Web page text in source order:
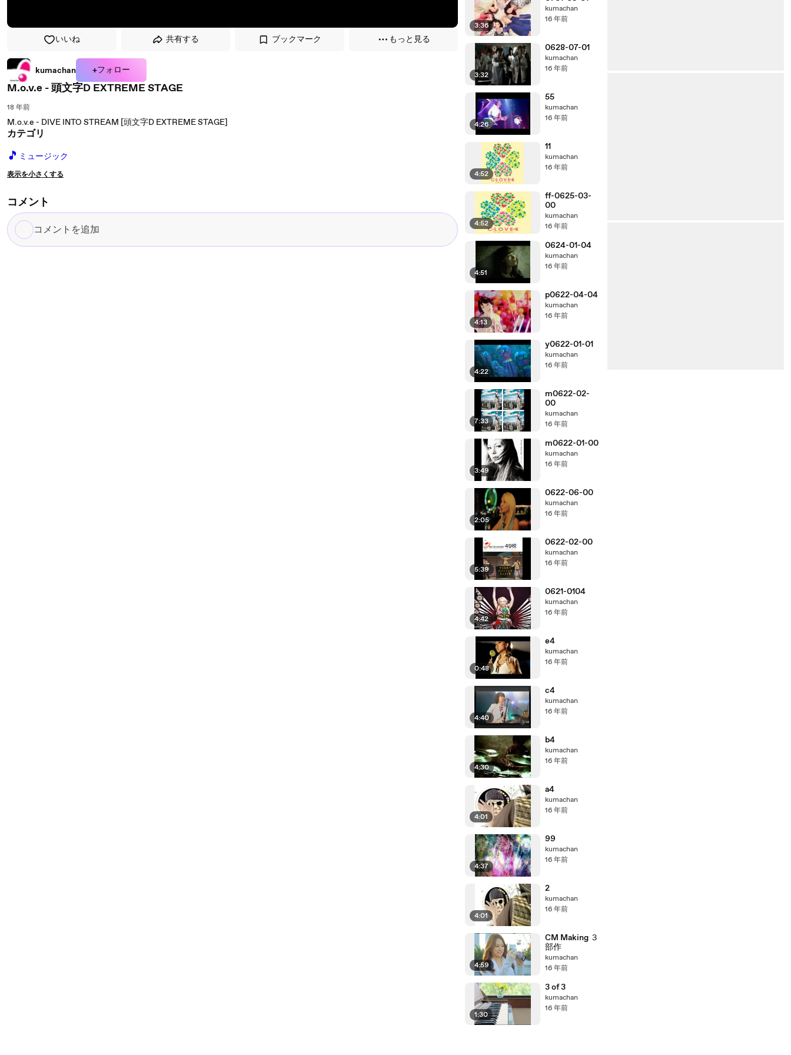
いいね 共有する ブックマーク もっと見る
kumachan +フォロー
M.o.v.e - 頭文字D EXTREME STAGE
18 年前
M.o.v.e - DIVE INTO STREAM [頭文字D EXTREME STAGE]
カテゴリ
🎵 ミュージック
表示を小さくする
コメント
コ
メ
3:36
kumachan
16 年前
3:32
0628-07-01
kumachan
16 年前
4:26
55
kumachan
16 年前
4:52
11
kumachan
16 年前
4:52
ff-0625-03-
00
kumachan
16 年前
4:51
0624-01-04
kumachan
16 年前
4:13
p0622-04-04
kumachan
16 年前
4:22
y0622-01-01
kumachan
16 年前
7:33
m0622-02-
00
kumachan
16 年前
3:49
m0622-01-00
kumachan
16 年前
2:05
0622-06-00
kumachan
16 年前
5:39
0622-02-00
kumachan
16 年前
4:42
0621-0104
kumachan
16 年前
0:48
e4
kumachan
16 年前
4:40
c4
kumachan
16 年前
4:30
b4
kumachan
16 年前
4:01
a4
kumachan
16 年前
4:37
99
kumachan
16 年前
4:01
2
kumachan
16 年前
4:59
CM Making ３
部作
kumachan
16 年前
1:30
3 of 3
kumachan
16 年前